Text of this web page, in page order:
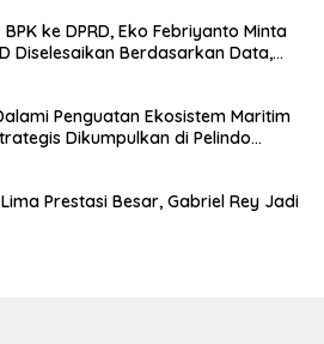
BPK ke DPRD, Eko Febriyanto Minta
Diselesaikan Berdasarkan Data,
Penguatan Ekosistem Maritim
Dikumpulkan di Pelindo
Prestasi Besar, Gabriel Rey Jadi